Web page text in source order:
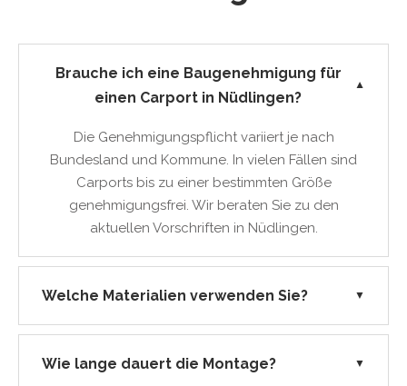
Brauche ich eine Baugenehmigung für
einen Carport in Nüdlingen?
▼
Die Genehmigungspflicht variiert je nach
Bundesland und Kommune. In vielen Fällen sind
Carports bis zu einer bestimmten Größe
genehmigungsfrei. Wir beraten Sie zu den
aktuellen Vorschriften in Nüdlingen.
Welche Materialien verwenden Sie? ▼
Wie lange dauert die Montage? ▼